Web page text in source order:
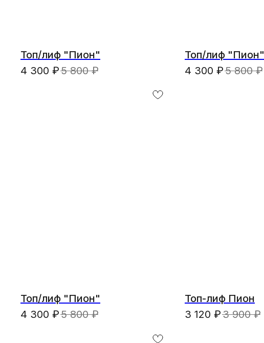
Топ/лиф "Пион"
4 300 ₽5 800 ₽
Топ/лиф "Пион"
4 300 ₽5 800 ₽
Топ/лиф "Пион"
4 300 ₽5 800 ₽
Топ-лиф Пион
3 120 ₽3 900 ₽